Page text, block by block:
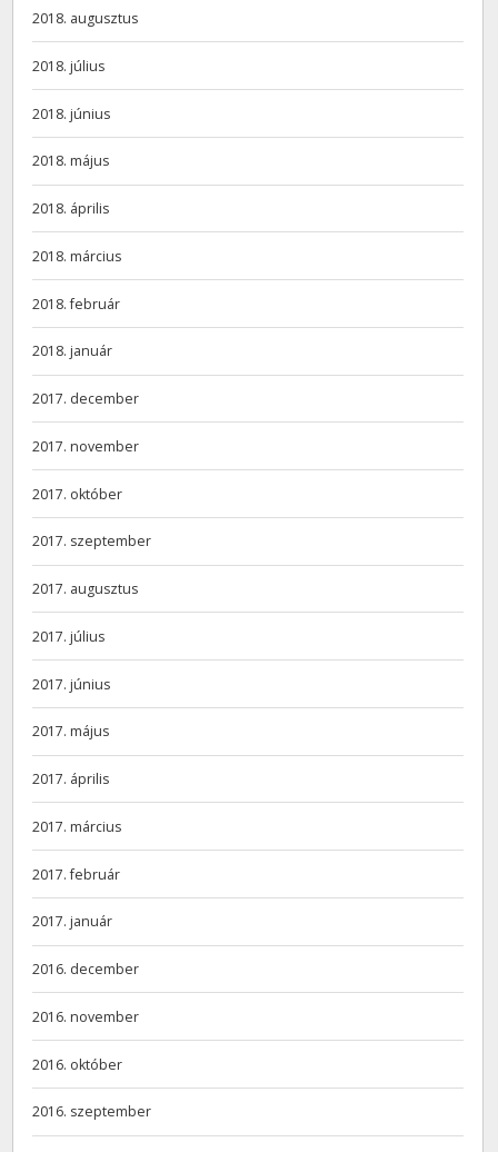
2018. augusztus
2018. július
2018. június
2018. május
2018. április
2018. március
2018. február
2018. január
2017. december
2017. november
2017. október
2017. szeptember
2017. augusztus
2017. július
2017. június
2017. május
2017. április
2017. március
2017. február
2017. január
2016. december
2016. november
2016. október
2016. szeptember